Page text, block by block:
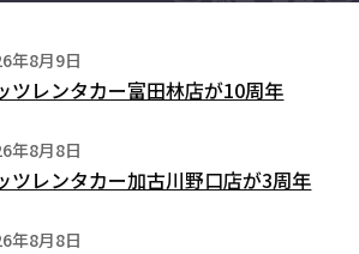
年8月9日
ツレンタカー富田林店が10周年
年8月8日
ツレンタカー加古川野口店が3周年
年8月8日